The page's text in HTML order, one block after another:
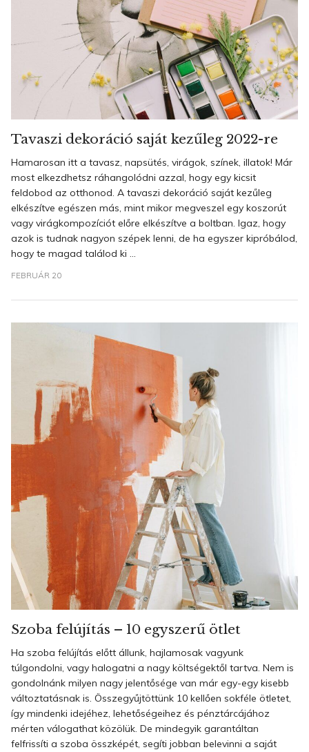
Tavaszi dekoráció saját kezűleg 2022-re
Hamarosan itt a tavasz, napsütés, virágok, színek, illatok! Már
most elkezdhetsz ráhangolódni azzal, hogy egy kicsit
feldobod az otthonod. A tavaszi dekoráció saját kezűleg
elkészítve egészen más, mint mikor megveszel egy koszorút
vagy virágkompozíciót előre elkészítve a boltban. Igaz, hogy
azok is tudnak nagyon szépek lenni, de ha egyszer kipróbálod,
hogy te magad találod ki ...
FEBRUÁR 20
Szoba felújítás – 10 egyszerű ötlet
Ha szoba felújítás előtt állunk, hajlamosak vagyunk
túlgondolni, vagy halogatni a nagy költségektől tartva. Nem is
gondolnánk milyen nagy jelentősége van már egy-egy kisebb
változtatásnak is. Összegyűjtöttünk 10 kellően sokféle ötletet,
így mindenki idejéhez, lehetőségeihez és pénztárcájához
mérten válogathat közölük. De mindegyik garantáltan
felfrissíti a szoba összképét, segíti jobban belevinni a saját